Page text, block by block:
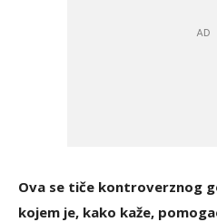
Ova se tiče kontroverznog
kojem je, kako kaže,